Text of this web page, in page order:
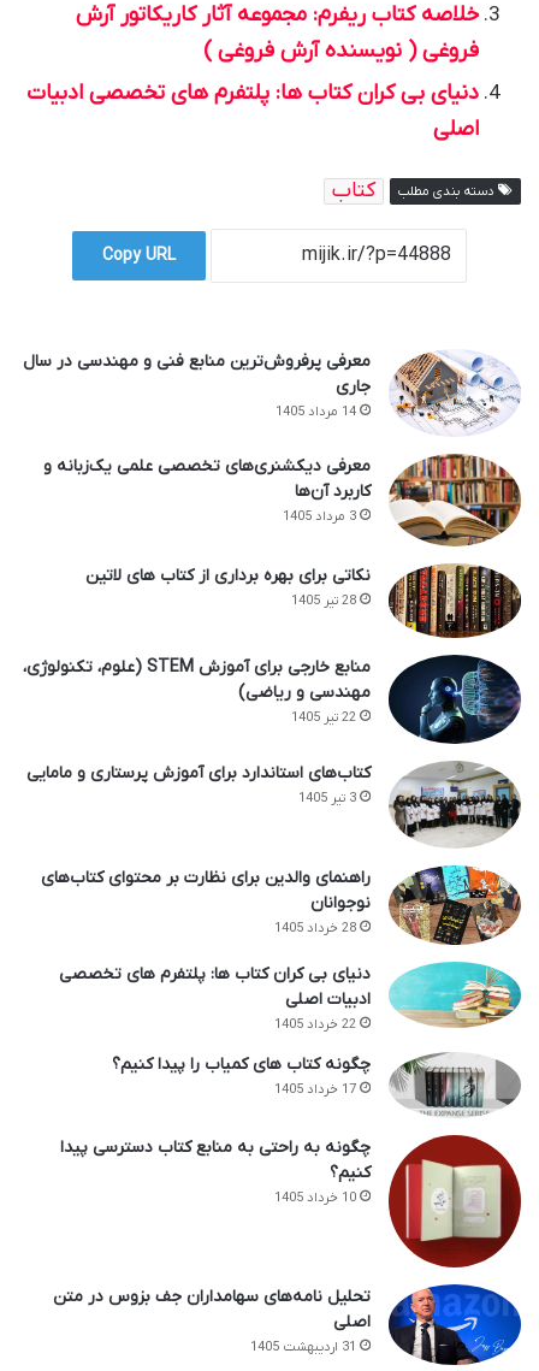
خلاصه کتاب ریفرم: مجموعه آثار کاریکاتور آرش
فروغی ( نویسنده آرش فروغی )
دنیای بی کران کتاب ها: پلتفرم های تخصصی ادبیات
اصلی
دسته بندی مطلب کتاب
Copy URL
معرفی پرفروش‌ترین منابع فنی و مهندسی در سال
جاری
14 مرداد 1405
معرفی دیکشنری‌های تخصصی علمی یک‌زبانه و
کاربرد آن‌ها
3 مرداد 1405
نکاتی برای بهره برداری از کتاب های لاتین
28 تیر 1405
منابع خارجی برای آموزش STEM (علوم، تکنولوژی،
مهندسی و ریاضی)
22 تیر 1405
کتاب‌های استاندارد برای آموزش پرستاری و مامایی
3 تیر 1405
راهنمای والدین برای نظارت بر محتوای کتاب‌های
نوجوانان
28 خرداد 1405
دنیای بی کران کتاب ها: پلتفرم های تخصصی
ادبیات اصلی
22 خرداد 1405
چگونه کتاب های کمیاب را پیدا کنیم؟
17 خرداد 1405
چگونه به راحتی به منابع کتاب دسترسی پیدا
کنیم؟
10 خرداد 1405
تحلیل نامه‌های سهامداران جف بزوس در متن
اصلی
31 اردیبهشت 1405